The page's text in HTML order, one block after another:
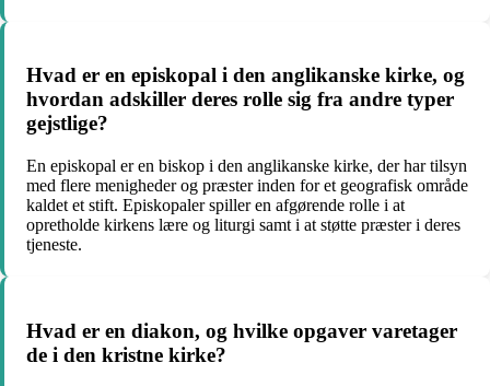
Hvad er en episkopal i den anglikanske kirke, og
hvordan adskiller deres rolle sig fra andre typer
gejstlige?
En episkopal er en biskop i den anglikanske kirke, der har tilsyn
med flere menigheder og præster inden for et geografisk område
kaldet et stift. Episkopaler spiller en afgørende rolle i at
opretholde kirkens lære og liturgi samt i at støtte præster i deres
tjeneste.
Hvad er en diakon, og hvilke opgaver varetager
de i den kristne kirke?